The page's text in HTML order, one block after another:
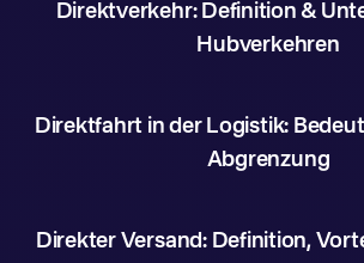
Direktverkehr: Definition &
Hubverkehren
Direktfahrt in der Logistik:
Abgrenzung
Direkter Versand: Definition,